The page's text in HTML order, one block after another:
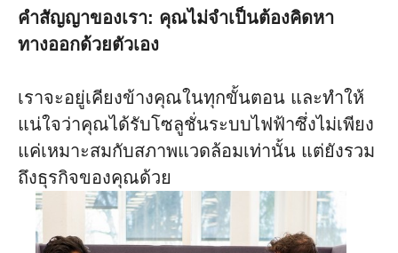
คำสัญญาของเรา: คุณไม่จำเป็นต้องคิดหา
ทางออกด้วยตัวเอง
เราจะอยู่เคียงข้างคุณในทุกขั้นตอน และทำให้
แน่ใจว่าคุณได้รับโซลูชั่นระบบไฟฟ้าซึ่งไม่เพียง
แค่เหมาะสมกับสภาพแวดล้อมเท่านั้น แต่ยังรวม
ถึงธุรกิจของคุณด้วย